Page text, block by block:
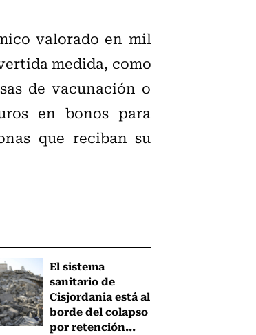
valorado en mil
medida, como
de vacunación o
en bonos para
que reciban su
El sistema
sanitario de
Cisjordania está al
borde del colapso
por retención...